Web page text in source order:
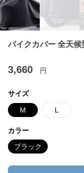
バイクカバー 全天
3,660 円
サイズ
M L
カラー
ブラック